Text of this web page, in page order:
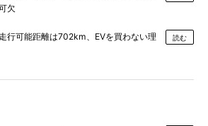
欠
行可能距離は702km、EVを買わない理
読む